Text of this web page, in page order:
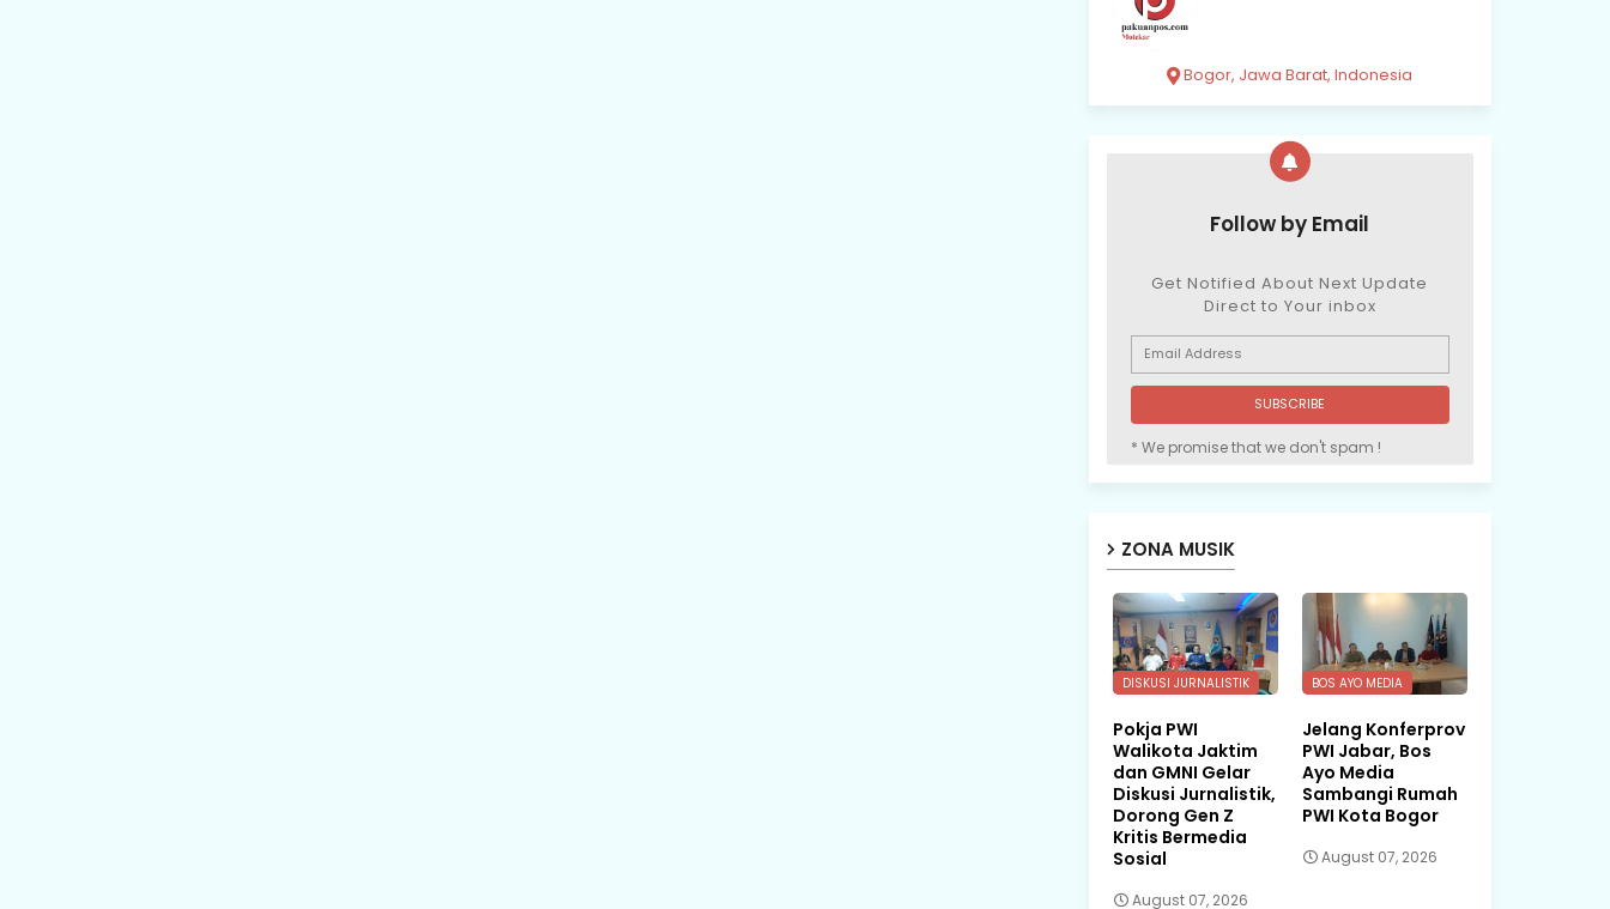
Bogor, Jawa Barat, Indonesia
Follow by Email
Get Notified About Next Update
Direct to Your inbox
* We promise that we don't spam !
ZONA MUSIK
DISKUSI JURNALISTIK
Pokja PWI
Walikota Jaktim
dan GMNI Gelar
Diskusi Jurnalistik,
Dorong Gen Z
Kritis Bermedia
Sosial
August 07, 2026
BOS AYO MEDIA
Jelang Konferprov
PWI Jabar, Bos
Ayo Media
Sambangi Rumah
PWI Kota Bogor
August 07, 2026